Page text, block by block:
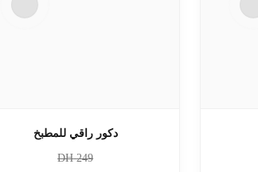
دكور راقي للمطبخ
249
DH